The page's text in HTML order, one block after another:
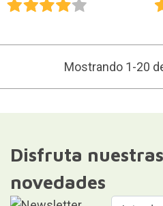
Mostrando 1-20
Disfruta
novedades